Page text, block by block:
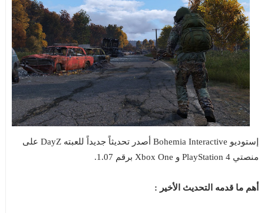
إستوديو Bohemia Interactive أصدر تحديثاً جديداً للعبته DayZ على
منصتي PlayStation 4 و Xbox One برقم 1.07.
أهم ما قدمه التحديث الأخير :